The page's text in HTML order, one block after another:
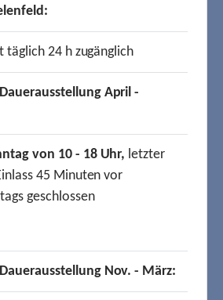
täglich 24 h zugänglich
April -
von 10 - 18 Uhr, letzter
45 Minuten vor
geschlossen
Nov. - März: